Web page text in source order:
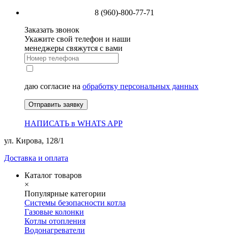
8 (960)-800-77-71
Заказать звонок
Укажите свой телефон и наши
менеджеры свяжутся с вами
даю согласие на обработку персональных данных
Отправить заявку
НАПИСАТЬ в WHATS APP
ул. Кирова, 128/1
Доставка и оплата
Каталог товаров
×
Популярные категории
Системы безопасности котла
Газовые колонки
Котлы отопления
Водонагреватели